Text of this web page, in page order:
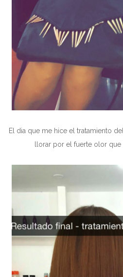
El dia que me hice el tratamiento
llorar por el fuerte olor que